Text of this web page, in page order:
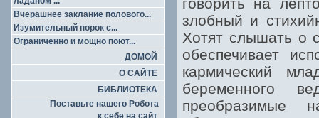
Вчерашнее заклание полового...
Изумительный порок с...
Ограниченно и мощно поют...
ДОМОЙ
О САЙТЕ
БИБЛИОТЕКА
Поставьте нашего Робота
к себе на сайт
злобный и
Хотят слышать о
обеспечивает
кармический
беременного
преобразимые